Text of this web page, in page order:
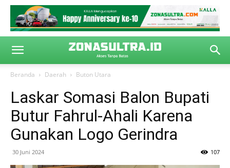
Beranda Daerah Buton Utara
Laskar Somasi Balon Bupati
Butur Fahrul-Ahali Karena
Gunakan Logo Gerindra
30 Juni 2024 107